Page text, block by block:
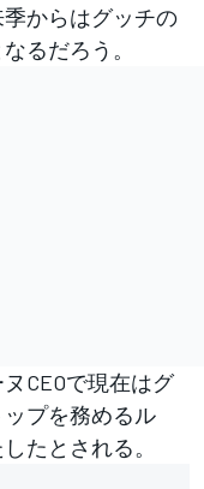
からはグッチの
るだろう。
CEOで現在はグ
プを務めるル
たとされる。